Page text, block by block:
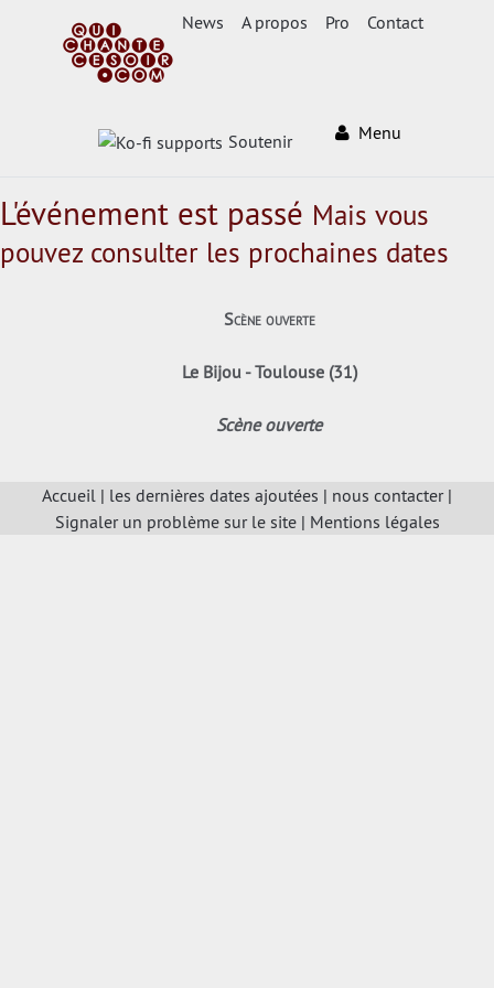
News A propos Pro Contact
Soutenir Menu
L'événement est passé Mais vous
pouvez consulter les prochaines dates
Scène ouverte
Le Bijou - Toulouse (31)
Scène ouverte
Accueil | les dernières dates ajoutées | nous contacter|
Signaler un problème sur le site| Mentions légales